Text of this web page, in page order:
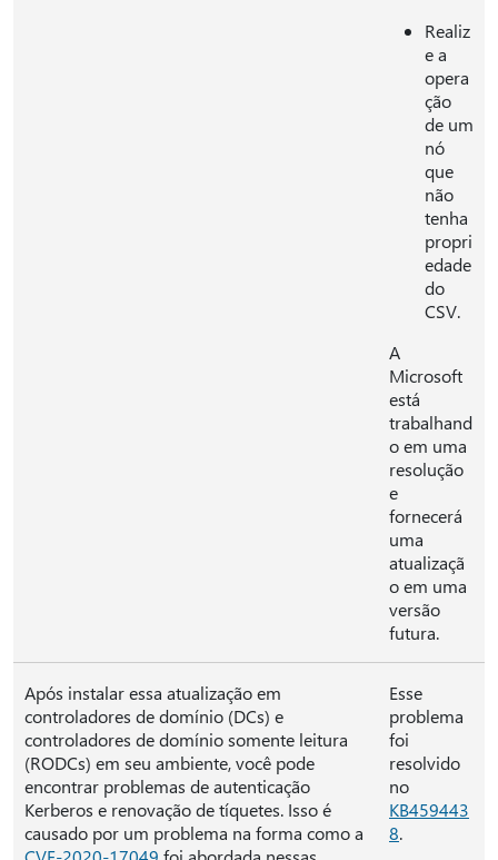
Realiz
e a
opera
ção
de um
nó
que
não
tenha
propri
edade
do
CSV.
A
Microsoft
está
trabalhand
o em uma
resolução
e
fornecerá
uma
atualizaçã
o em uma
versão
futura.
Após instalar essa atualização em
controladores de domínio (DCs) e
controladores de domínio somente leitura
(RODCs) em seu ambiente, você pode
encontrar problemas de autenticação
Kerberos e renovação de tíquetes. Isso é
causado por um problema na forma como a
Esse
problema
foi
resolvido
no
KB459443
8.